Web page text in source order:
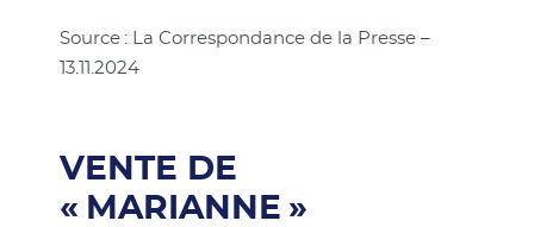
Source : La Correspondance de la Presse –
13.11.2024
VENTE DE
« MARIANNE »